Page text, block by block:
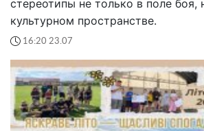
стереотипы не только в поле боя,
культурном пространстве.
16:20 23.07